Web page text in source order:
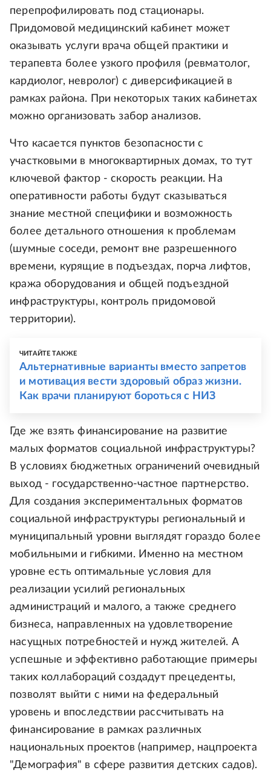
перепрофилировать под стационары.
Придомовой медицинский кабинет может
оказывать услуги врача общей практики и
терапевта более узкого профиля (ревматолог,
кардиолог, невролог) с диверсификацией в
рамках района. При некоторых таких кабинетах
можно организовать забор анализов.
Что касается пунктов безопасности с
участковыми в многоквартирных домах, то тут
ключевой фактор - скорость реакции. На
оперативности работы будут сказываться
знание местной специфики и возможность
более детального отношения к проблемам
(шумные соседи, ремонт вне разрешенного
времени, курящие в подъездах, порча лифтов,
кража оборудования и общей подъездной
инфраструктуры, контроль придомовой
территории).
ЧИТАЙТЕ ТАКЖЕ
Альтернативные варианты вместо запретов
и мотивация вести здоровый образ жизни.
Как врачи планируют бороться с НИЗ
Где же взять финансирование на развитие
малых форматов социальной инфраструктуры?
В условиях бюджетных ограничений очевидный
выход - государственно-частное партнерство.
Для создания экспериментальных форматов
социальной инфраструктуры региональный и
муниципальный уровни выглядят гораздо более
мобильными и гибкими. Именно на местном
уровне есть оптимальные условия для
реализации усилий региональных
администраций и малого, а также среднего
бизнеса, направленных на удовлетворение
насущных потребностей и нужд жителей. А
успешные и эффективно работающие примеры
таких коллабораций создадут прецеденты,
позволят выйти с ними на федеральный
уровень и впоследствии рассчитывать на
финансирование в рамках различных
национальных проектов (например, нацпроекта
"Демография" в сфере развития детских садов).